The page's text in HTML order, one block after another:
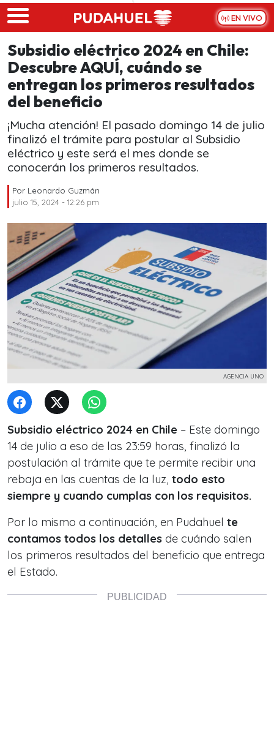
Skip to main content
EN VIVO
Subsidio eléctrico 2024 en Chile:
Descubre AQUÍ, cuándo se
entregan los primeros resultados
del beneficio
¡Mucha atención! El pasado domingo 14 de julio
finalizó el trámite para postular al Subsidio
eléctrico y este será el mes donde se
conocerán los primeros resultados.
Por Leonardo Guzmán
julio 15, 2024 - 12:26 pm
AGENCIA UNO
Subsidio eléctrico 2024 en Chile – Este domingo
14 de julio a eso de las 23:59 horas, finalizó la
postulación al trámite que te permite recibir una
rebaja en las cuentas de la luz, todo esto
siempre y cuando cumplas con los requisitos.
Por lo mismo a continuación, en Pudahuel te
contamos todos los detalles de cuándo salen
los primeros resultados del beneficio que entrega
el Estado.